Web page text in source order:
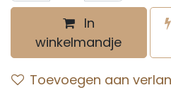
In
winkelmandje
Toevoegen aan